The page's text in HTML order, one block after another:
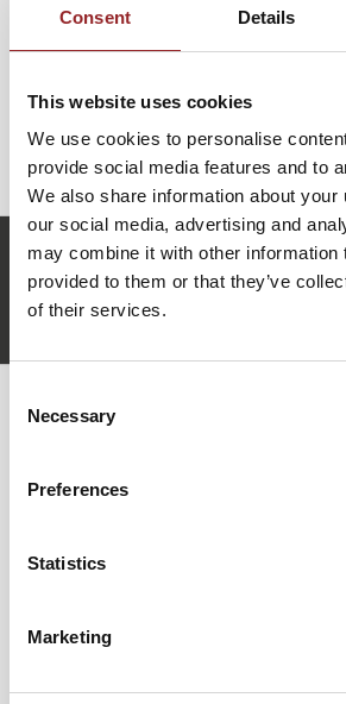
Consent Details
This website uses cookies
We use cookies to personalise
provide social media features and to
We also share information about your
our social media, advertising and
may combine it with other information
provided to them or that they’ve
of their services.
Selection
Necessary
Preferences
Statistics
Marketing
FUTURE STARS Redner Maik Walther
Schauen Sie gemeinsam, welche dieser
Bord werfen können und gemeinsam
einschlagen können.
m.walther@future-
+49 (0)821
WEITERE VORTRÄGE
NUR NACH VORNE GEHEN.
VERÄNDERUNG LEICHT
FUTURE STAR Redner Maik Walther